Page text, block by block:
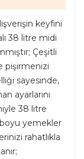
keyfini
38 litre midi
Çeşitli
pişirmenizi
sayesinde,
ayarlarını
38 litre
boyu yemekler
rahatlıkla